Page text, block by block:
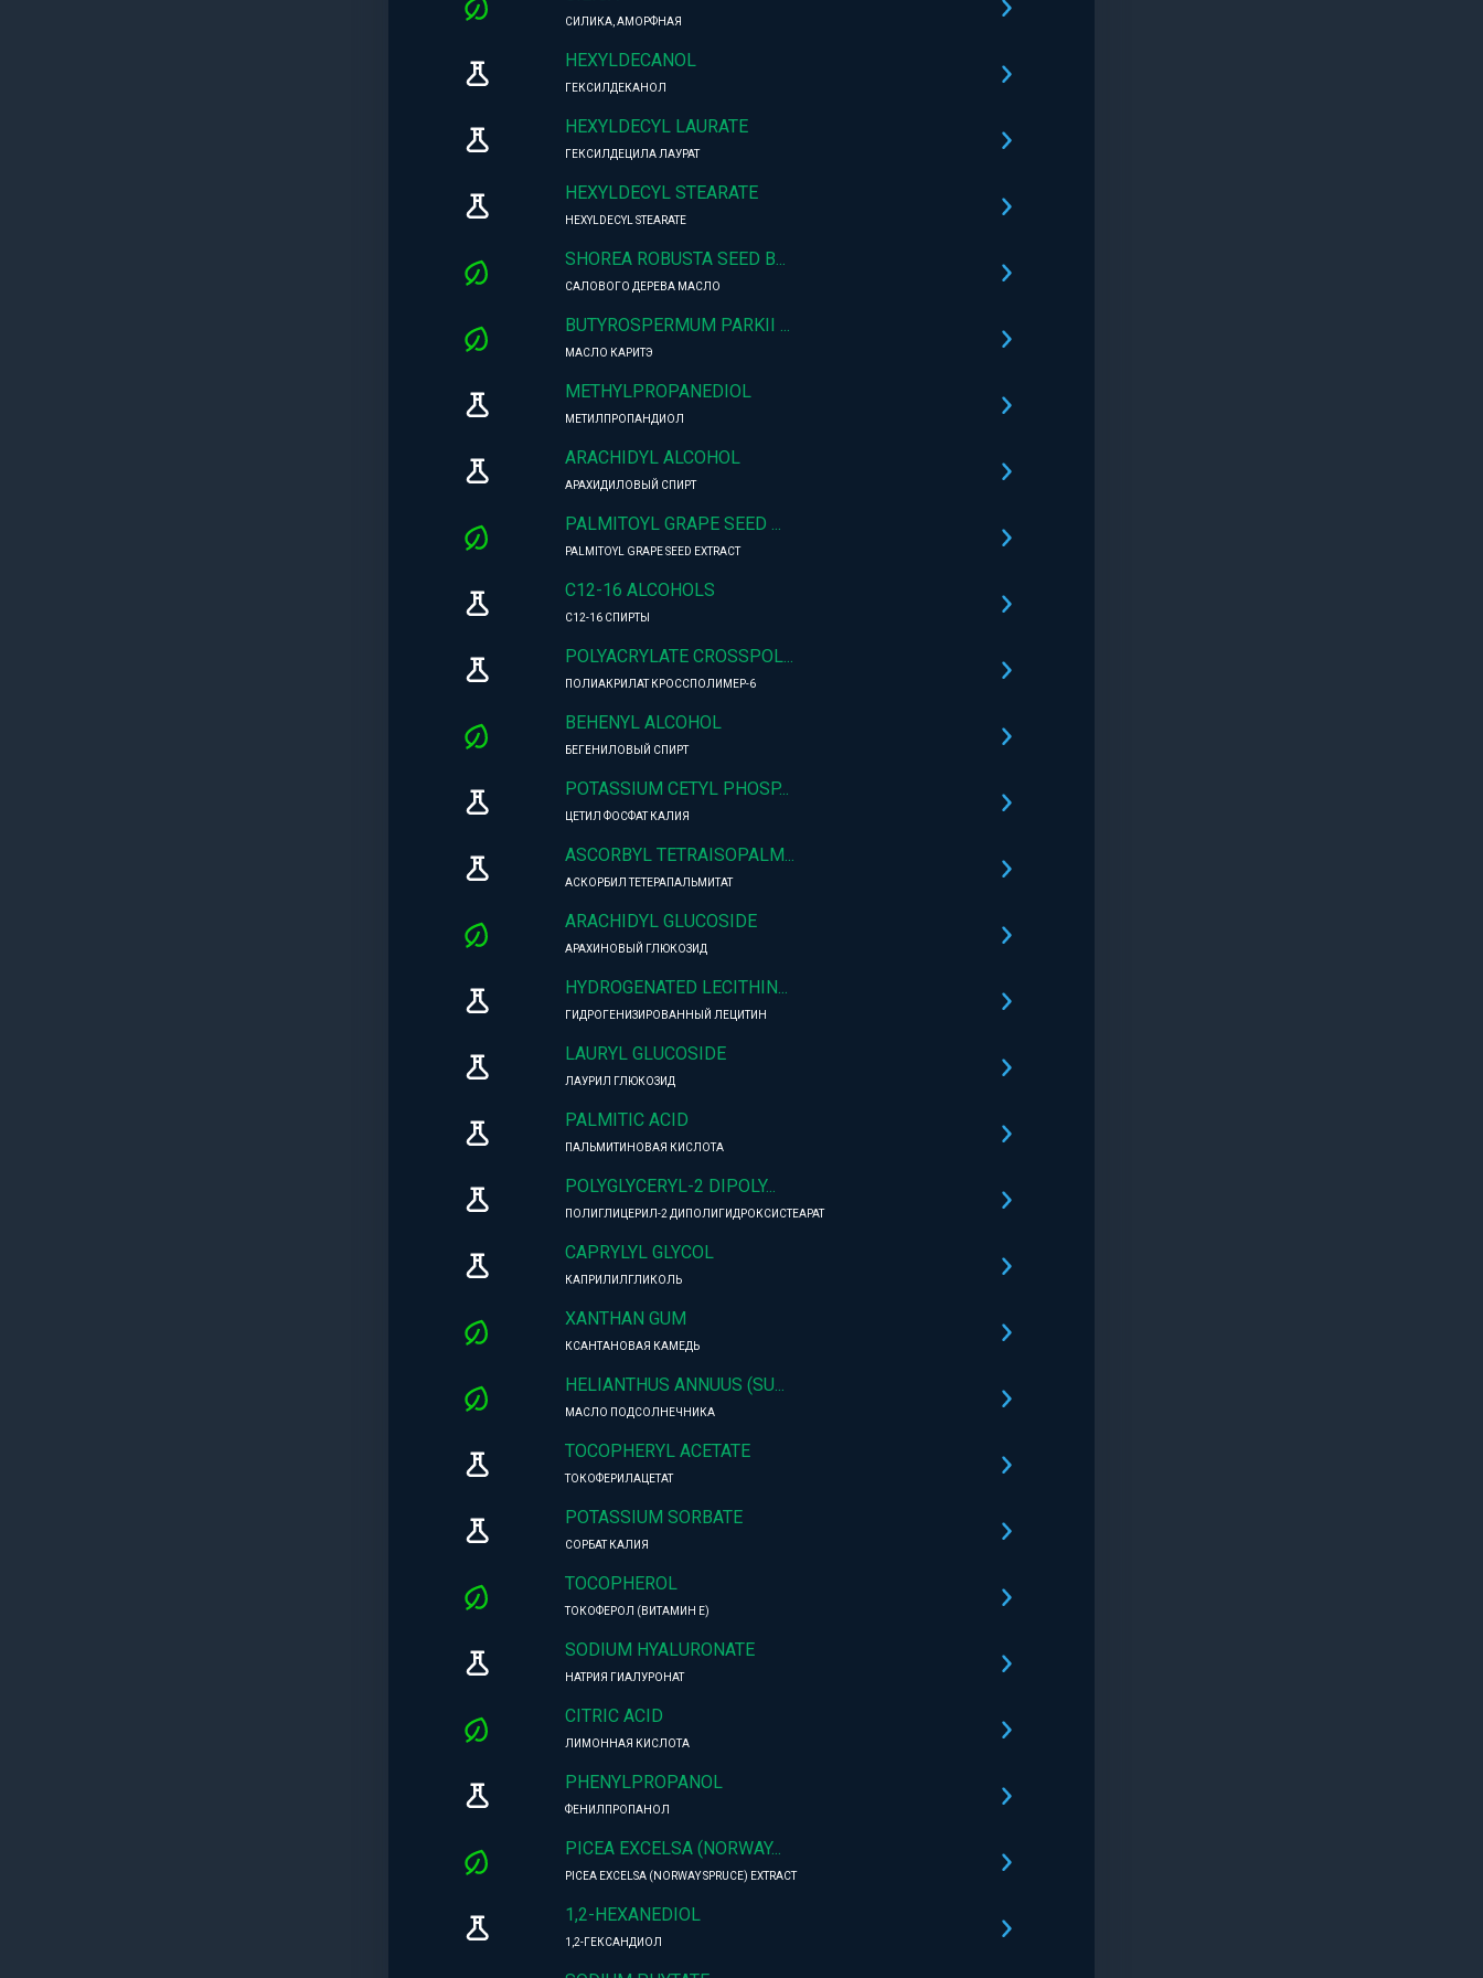
СИЛИКА, АМОРФНАЯ
HEXYLDECANOL
ГЕКСИЛДЕКАНОЛ
HEXYLDECYL LAURATE
ГЕКСИЛДЕЦИЛА ЛАУРАТ
HEXYLDECYL STEARATE
HEXYLDECYL STEARATE
SHOREA ROBUSTA SEED B...
САЛОВОГО ДЕРЕВА МАСЛО
BUTYROSPERMUM PARKII ...
МАСЛО КАРИТЭ
METHYLPROPANEDIOL
МЕТИЛПРОПАНДИОЛ
ARACHIDYL ALCOHOL
АРАХИДИЛОВЫЙ СПИРТ
PALMITOYL GRAPE SEED ...
PALMITOYL GRAPE SEED EXTRACT
C12-16 ALCOHOLS
C12-16 СПИРТЫ
POLYACRYLATE CROSSPOL...
ПОЛИАКРИЛАТ КРОССПОЛИМЕР-6
BEHENYL ALCOHOL
БЕГЕНИЛОВЫЙ СПИРТ
POTASSIUM CETYL PHOSP...
ЦЕТИЛ ФОСФАТ КАЛИЯ
ASCORBYL TETRAISOPALM...
АСКОРБИЛ ТЕТЕРАПАЛЬМИТАТ
ARACHIDYL GLUCOSIDE
АРАХИНОВЫЙ ГЛЮКОЗИД
HYDROGENATED LECITHIN...
ГИДРОГЕНИЗИРОВАННЫЙ ЛЕЦИТИН
LAURYL GLUCOSIDE
ЛАУРИЛ ГЛЮКОЗИД
PALMITIC ACID
ПАЛЬМИТИНОВАЯ КИСЛОТА
POLYGLYCERYL-2 DIPOLY...
ПОЛИГЛИЦЕРИЛ-2 ДИПОЛИГИДРОКСИСТЕАРАТ
CAPRYLYL GLYCOL
КАПРИЛИЛГЛИКОЛЬ
XANTHAN GUM
КСАНТАНОВАЯ КАМЕДЬ
HELIANTHUS ANNUUS (SU...
МАСЛО ПОДСОЛНЕЧНИКА
TOCOPHERYL ACETATE
ТОКОФЕРИЛАЦЕТАТ
POTASSIUM SORBATE
СОРБАТ КАЛИЯ
TOCOPHEROL
ТОКОФЕРОЛ (ВИТАМИН Е)
SODIUM HYALURONATE
НАТРИЯ ГИАЛУРОНАТ
CITRIC ACID
ЛИМОННАЯ КИСЛОТА
PHENYLPROPANOL
ФЕНИЛПРОПАНОЛ
PICEA EXCELSA (NORWAY...
PICEA EXCELSA (NORWAY SPRUCE) EXTRACT
1,2-HEXANEDIOL
1,2-ГЕКСАНДИОЛ